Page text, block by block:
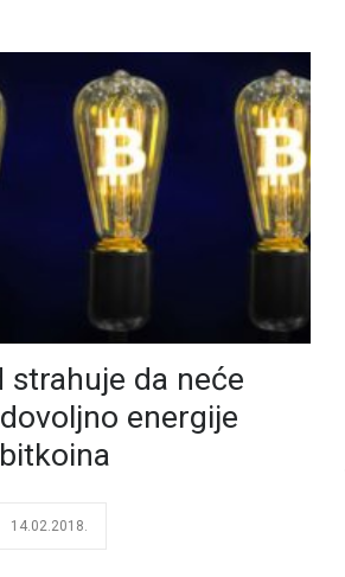
strahuje da neće
energije
14.02.2018.